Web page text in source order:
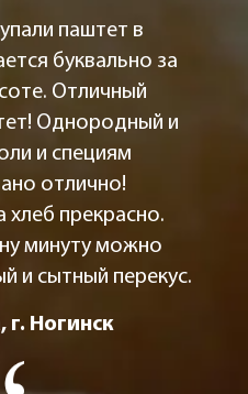
паштет в
буквально за
Отличный
Однородный и
и специям
отлично!
хлеб прекрасно.
минуту можно
и сытный перекус.
г. Ногинск